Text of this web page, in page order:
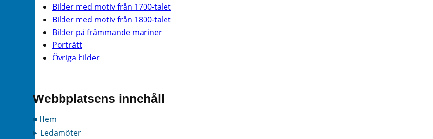
Bilder med motiv från 1700-talet
Bilder med motiv från 1800-talet
Bilder på främmande mariner
Porträtt
Övriga bilder
Webbplatsens innehåll
Hem
Ledamöter